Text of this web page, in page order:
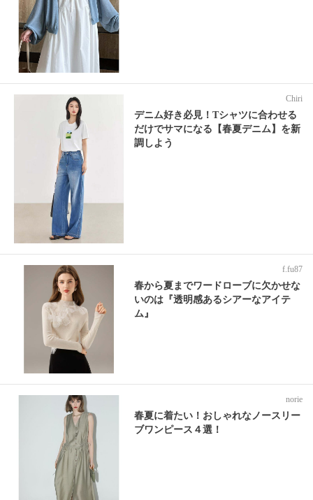
Chiri
デニム好き必見！Tシャツに合わせる
だけでサマになる【春夏デニム】を新
調しよう
f.fu87
春から夏までワードローブに欠かせな
いのは『透明感あるシアーなアイテ
ム』
norie
春夏に着たい！おしゃれなノースリー
ブワンピース４選！